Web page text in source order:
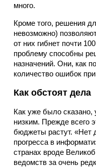
много.
Кроме того, решения
невозможно)
от них гибнет почти
проблему способны
назначений. Они, как
количество ошибок
Как обстоят дела
Как уже было сказано,
низким. Прежде всего
бюджеты растут. «Нет
прогресса в
странах вроде
ведомств за очень